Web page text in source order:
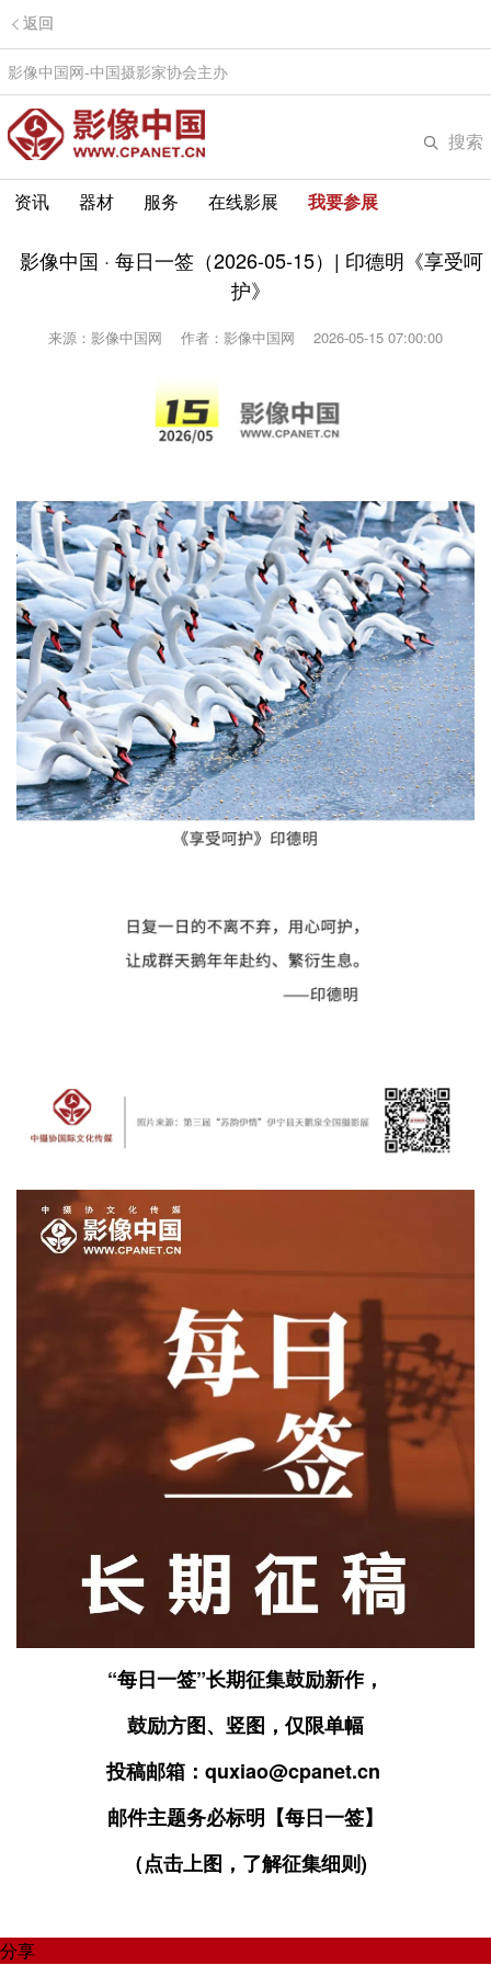
返回
影像中国网-中国摄影家协会主办
搜索
资讯 器材 服务 在线影展 我要参展
影像中国 · 每日一签（2026-05-15）| 印德明《享受呵
护》
来源：影像中国网 作者：影像中国网 2026-05-15 07:00:00
“每日一签”长期征集鼓励新作，
鼓励方图、竖图，仅限单幅
投稿邮箱：quxiao@cpanet.cn
邮件主题务必标明【每日一签】
（点击上图，了解征集细则)
分享